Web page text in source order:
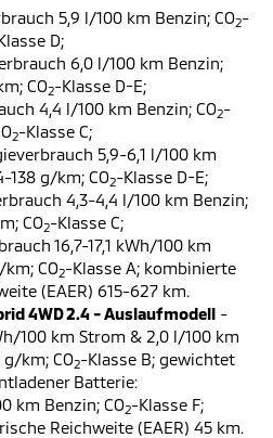
5,9 l/100 km Benzin; CO2-
D;
6,0 l/100 km Benzin;
CO2-Klasse D-E;
4,4 l/100 km Benzin; CO2-
2-Klasse C;
5,9-6,1 l/100 km
138 g/km; CO2-Klasse D-E;
4,3-4,4 l/100 km Benzin;
CO2-Klasse C;
16,7-17,1 kWh/100 km
CO2-Klasse A; kombinierte
(EAER) 615-627 km.
4WD 2.4 - Auslaufmodell -
100 km Strom & 2,0 l/100 km
km; CO2-Klasse B; gewichtet
Batterie:
km Benzin; CO2-Klasse F;
Reichweite (EAER) 45 km.